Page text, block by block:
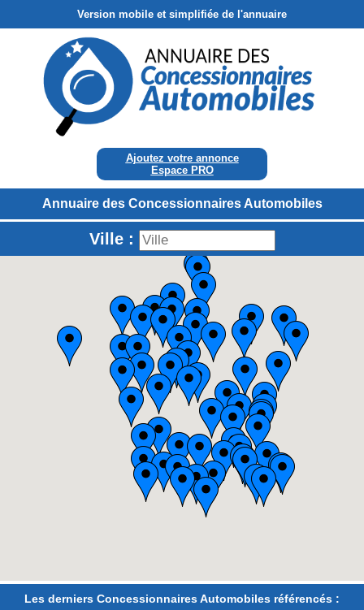
Version mobile et simplifiée de l'annuaire
Ajoutez votre annonce
Espace PRO
Annuaire des Concessionnaires Automobiles
Ville :
Les derniers Concessionnaires Automobiles référencés :